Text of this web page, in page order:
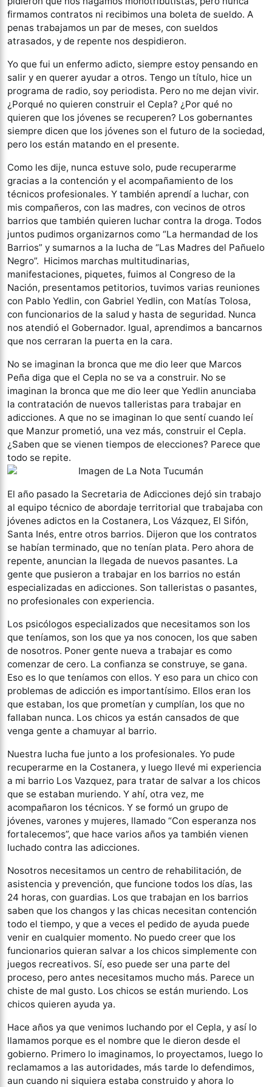
firmamos contratos ni recibimos una boleta de sueldo. A
penas trabajamos un par de meses, con sueldos
atrasados, y de repente nos despidieron.
Yo que fui un enfermo adicto, siempre estoy pensando en
salir y en querer ayudar a otros. Tengo un título, hice un
programa de radio, soy periodista. Pero no me dejan vivir.
¿Porqué no quieren construir el Cepla? ¿Por qué no
quieren que los jóvenes se recuperen? Los gobernantes
siempre dicen que los jóvenes son el futuro de la sociedad,
pero los están matando en el presente.
Como les dije, nunca estuve solo, pude recuperarme
gracias a la contención y el acompañamiento de los
técnicos profesionales. Y también aprendí a luchar, con
mis compañeros, con las madres, con vecinos de otros
barrios que también quieren luchar contra la droga. Todos
juntos pudimos organizarnos como “La hermandad de los
Barrios” y sumarnos a la lucha de “Las Madres del Pañuelo
Negro”. Hicimos marchas multitudinarias,
manifestaciones, piquetes, fuimos al Congreso de la
Nación, presentamos petitorios, tuvimos varias reuniones
con Pablo Yedlin, con Gabriel Yedlin, con Matías Tolosa,
con funcionarios de la salud y hasta de seguridad. Nunca
nos atendió el Gobernador. Igual, aprendimos a bancarnos
que nos cerraran la puerta en la cara.
No se imaginan la bronca que me dio leer que Marcos
Peña diga que el Cepla no se va a construir. No se
imaginan la bronca que me dio leer que Yedlin anunciaba
la contratación de nuevos talleristas para trabajar en
adicciones. A que no se imaginan lo que sentí cuando leí
que Manzur prometió, una vez más, construir el Cepla.
¿Saben que se vienen tiempos de elecciones? Parece que
todo se repite.
El año pasado la Secretaria de Adicciones dejó sin trabajo
al equipo técnico de abordaje territorial que trabajaba con
jóvenes adictos en la Costanera, Los Vázquez, El Sifón,
Santa Inés, entre otros barrios. Dijeron que los contratos
se habían terminado, que no tenían plata. Pero ahora de
repente, anuncian la llegada de nuevos pasantes. La
gente que pusieron a trabajar en los barrios no están
especializadas en adicciones. Son talleristas o pasantes,
no profesionales con experiencia.
Los psicólogos especializados que necesitamos son los
que teníamos, son los que ya nos conocen, los que saben
de nosotros. Poner gente nueva a trabajar es como
comenzar de cero. La confianza se construye, se gana.
Eso es lo que teníamos con ellos. Y eso para un chico con
problemas de adicción es importantísimo. Ellos eran los
que estaban, los que prometían y cumplían, los que no
fallaban nunca. Los chicos ya están cansados de que
venga gente a chamuyar al barrio.
Nuestra lucha fue junto a los profesionales. Yo pude
recuperarme en la Costanera, y luego llevé mi experiencia
a mi barrio Los Vazquez, para tratar de salvar a los chicos
que se estaban muriendo. Y ahí, otra vez, me
acompañaron los técnicos. Y se formó un grupo de
jóvenes, varones y mujeres, llamado “Con esperanza nos
fortalecemos”, que hace varios años ya también vienen
luchado contra las adicciones.
Nosotros necesitamos un centro de rehabilitación, de
asistencia y prevención, que funcione todos los días, las
24 horas, con guardias. Los que trabajan en los barrios
saben que los changos y las chicas necesitan contención
todo el tiempo, y que a veces el pedido de ayuda puede
venir en cualquier momento. No puedo creer que los
funcionarios quieran salvar a los chicos simplemente con
juegos recreativos. Sí, eso puede ser una parte del
proceso, pero antes necesitamos mucho más. Parece un
chiste de mal gusto. Los chicos se están muriendo. Los
chicos quieren ayuda ya.
Hace años ya que venimos luchando por el Cepla, y así lo
llamamos porque es el nombre que le dieron desde el
gobierno. Primero lo imaginamos, lo proyectamos, luego lo
reclamamos a las autoridades, más tarde lo defendimos,
aun cuando ni siquiera estaba construido y ahora lo